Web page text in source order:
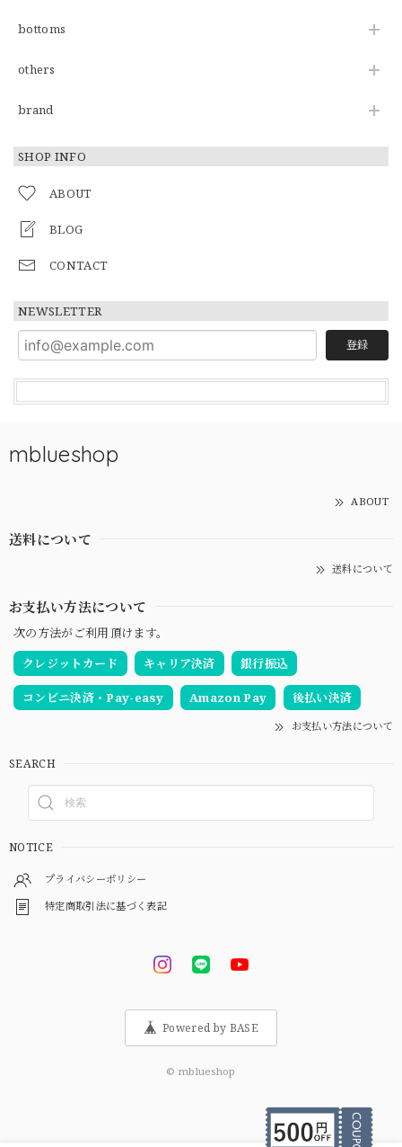
bottoms
others
brand
SHOP INFO
ABOUT
BLOG
CONTACT
NEWSLETTER
登録
mblueshop
ABOUT
送料について
送料について
お支払い方法について
次の方法がご利用頂けます。
クレジットカード
キャリア決済 銀行振込
コンビニ決済・Pay-easy Amazon Pay 後払い決済
お支払い方法について
SEARCH
NOTICE
プライバシーポリシー
特定商取引法に基づく表記
Powered by BASE
© mblueshop